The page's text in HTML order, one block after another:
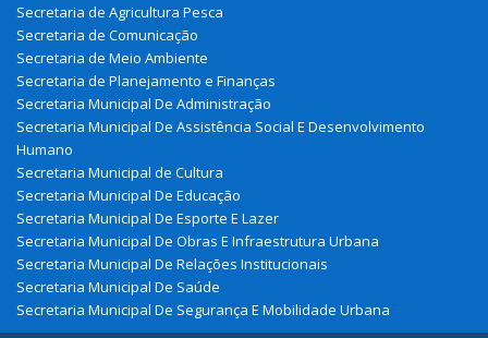
Secretaria de Agricultura Pesca
Secretaria de Comunicação
Secretaria de Meio Ambiente
Secretaria de Planejamento e Finanças
Secretaria Municipal De Administração
Secretaria Municipal De Assistência Social E Desenvolvimento
Humano
Secretaria Municipal de Cultura
Secretaria Municipal De Educação
Secretaria Municipal De Esporte E Lazer
Secretaria Municipal De Obras E Infraestrutura Urbana
Secretaria Municipal De Relações Institucionais
Secretaria Municipal De Saúde
Secretaria Municipal De Segurança E Mobilidade Urbana